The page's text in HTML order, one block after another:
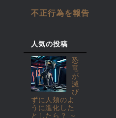
不正行為を報告
人気の投稿
恐
竜
が
滅
び
ずに人類のよ
うに進化した
としたら？ ～